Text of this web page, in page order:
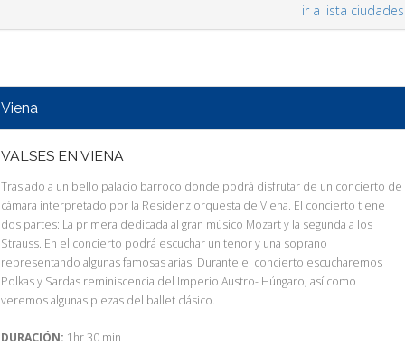
ir a lista ciudades
Viena
VALSES EN VIENA
Traslado a un bello palacio barroco donde podrá disfrutar de un concierto de
cámara interpretado por la Residenz orquesta de Viena. El concierto tiene
dos partes: La primera dedicada al gran músico Mozart y la segunda a los
Strauss. En el concierto podrá escuchar un tenor y una soprano
representando algunas famosas arias. Durante el concierto escucharemos
Polkas y Sardas reminiscencia del Imperio Austro- Húngaro, así como
veremos algunas piezas del ballet clásico.
DURACIÓN: 1hr 30 min